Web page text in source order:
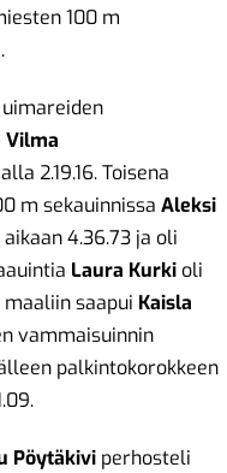
100 m
Vilma
2.19.16. Toisena
m sekauinnissaAleksi
4.36.73 ja oli
Laura Kurki oli
saapui Kaisla
vammaisuinnin
palkintokorokkeen
Pöytäkivi perhosteli